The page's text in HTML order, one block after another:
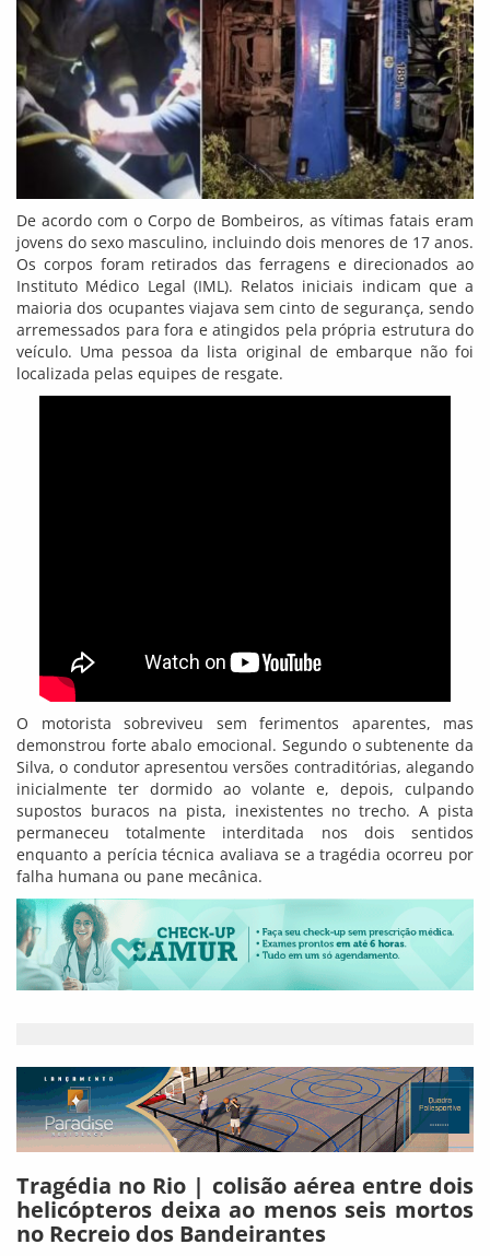
De acordo com o Corpo de Bombeiros, as vítimas fatais eram
jovens do sexo masculino, incluindo dois menores de 17 anos.
Os corpos foram retirados das ferragens e direcionados ao
Instituto Médico Legal (IML). Relatos iniciais indicam que a
maioria dos ocupantes viajava sem cinto de segurança, sendo
arremessados para fora e atingidos pela própria estrutura do
veículo. Uma pessoa da lista original de embarque não foi
localizada pelas equipes de resgate.
O motorista sobreviveu sem ferimentos aparentes, mas
demonstrou forte abalo emocional. Segundo o subtenente da
Silva, o condutor apresentou versões contraditórias, alegando
inicialmente ter dormido ao volante e, depois, culpando
supostos buracos na pista, inexistentes no trecho. A pista
permaneceu totalmente interditada nos dois sentidos
enquanto a perícia técnica avaliava se a tragédia ocorreu por
falha humana ou pane mecânica.
Tragédia no Rio | colisão aérea entre dois
helicópteros deixa ao menos seis mortos
no Recreio dos Bandeirantes